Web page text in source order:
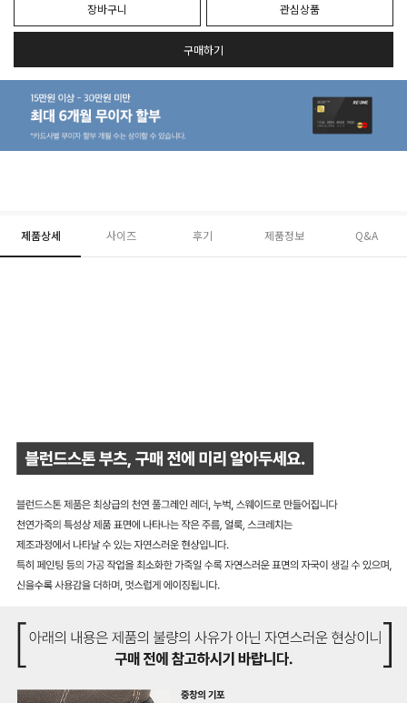
장바구니 관심상품
구매하기
제품상세 사이즈 후기 제품정보 Q&A